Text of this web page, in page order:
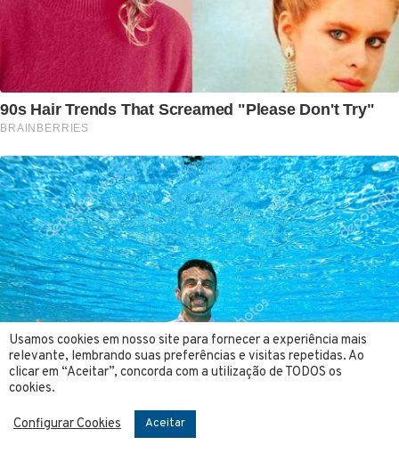
Usamos cookies em nosso site para fornecer a experiência mais
relevante, lembrando suas preferências e visitas repetidas. Ao
clicar em “Aceitar”, concorda com a utilização de TODOS os
cookies.
Configurar Cookies Aceitar